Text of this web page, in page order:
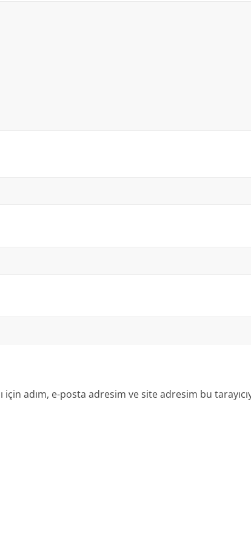
adım, e-posta adresim ve site adresim bu